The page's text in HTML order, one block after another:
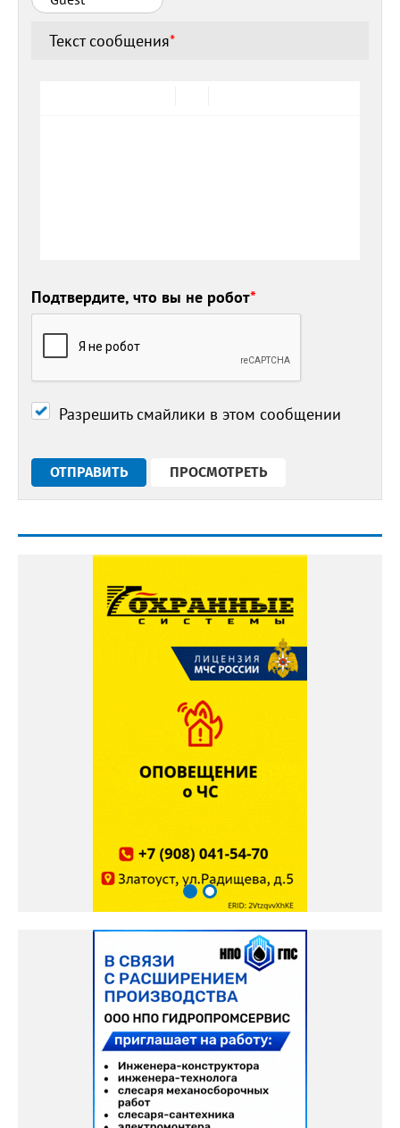
Текст сообщения*
Подтвердите, что вы не робот*
Разрешить смайлики в этом сообщении